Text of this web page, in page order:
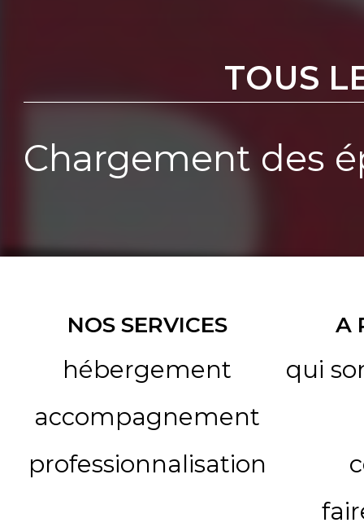
TOUS
Chargement des
NOS SERVICES
hébergement
accompagnement
professionnalisation
A
qui